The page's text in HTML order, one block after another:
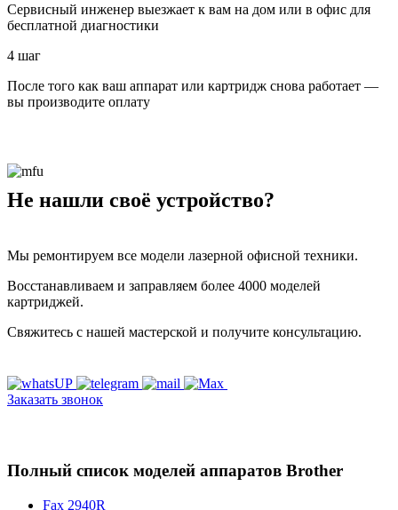
Сервисный инженер выезжает к вам на дом или в офис для
бесплатной диагностики
4 шаг
После того как ваш аппарат или картридж снова работает —
вы производите оплату
Не нашли своё устройство?
Мы ремонтируем все модели лазерной офисной техники.
Восстанавливаем и заправляем более 4000 моделей
картриджей.
Свяжитесь с нашей мастерской и получите консультацию.
Заказать звонок
Полный список моделей аппаратов Brother
Fax 2940R